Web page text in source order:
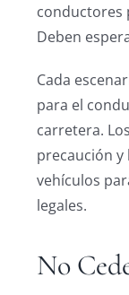
conductores
Deben
Cada
para el
carretera.
precaución y
vehículos
legales.
No